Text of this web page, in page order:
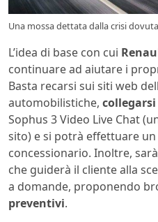
Una mossa dettata dalla crisi
L’idea di base con cui
continuare ad aiutare i
Basta recarsi sui siti web
automobilistiche,
Sophus 3 Video Live Chat
sito) e si potrà effettuare
concessionario. Inoltre,
che guiderà il cliente alla
a domande, proponendo
preventivi.